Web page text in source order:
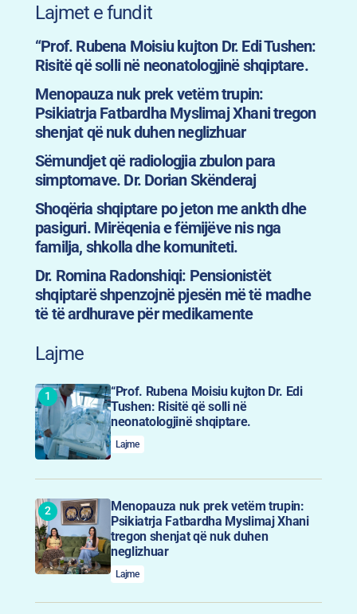
Lajmet e fundit
“Prof. Rubena Moisiu kujton Dr. Edi Tushen:
Risitë që solli në neonatologjinë shqiptare.
Menopauza nuk prek vetëm trupin:
Psikiatrja Fatbardha Myslimaj Xhani tregon
shenjat që nuk duhen neglizhuar
Sëmundjet që radiologjia zbulon para
simptomave. Dr. Dorian Skënderaj
Shoqëria shqiptare po jeton me ankth dhe
pasiguri. Mirëqenia e fëmijëve nis nga
familja, shkolla dhe komuniteti.
Dr. Romina Radonshiqi: Pensionistët
shqiptarë shpenzojnë pjesën më të madhe
të të ardhurave për medikamente
Lajme
“Prof. Rubena Moisiu kujton Dr. Edi
Tushen: Risitë që solli në
neonatologjinë shqiptare.
Lajme
Menopauza nuk prek vetëm trupin:
Psikiatrja Fatbardha Myslimaj Xhani
tregon shenjat që nuk duhen
neglizhuar
Lajme